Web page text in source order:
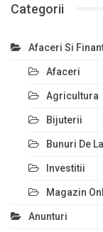
Categorii
Afaceri Si
Afaceri
Agricultura
Bijuterii
Bunuri De
Investitii
Magazin
Anunturi